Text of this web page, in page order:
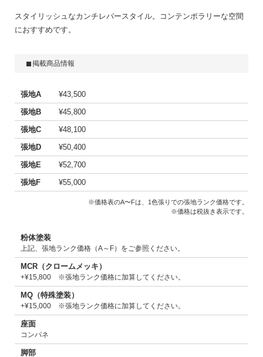
スタイリッシュなカンチレバースタイル。コンテンポラリーな空間
におすすめです。
掲載商品情報
張地A
¥43,500
張地B
¥45,800
張地C
¥48,100
張地D
¥50,400
張地E
¥52,700
張地F
¥55,000
※価格表のA〜Fは、1色張りでの張地ランク価格です。
※価格は税抜き表示です。
粉体塗装
上記、張地ランク価格（A～F）をご参照ください。
MCR（クロームメッキ）
+¥15,800 ※張地ランク価格に加算してください。
MQ（特殊塗装）
+¥15,000 ※張地ランク価格に加算してください。
座面
コンパネ
脚部